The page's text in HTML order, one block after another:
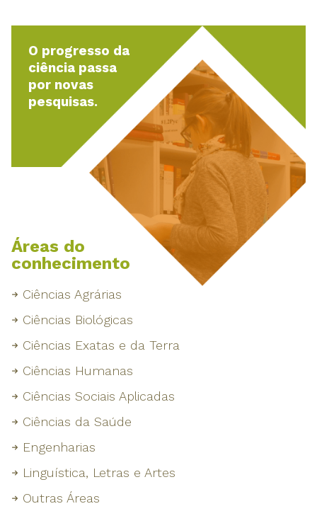
O progresso da
ciência passa
por novas
pesquisas.
Áreas do
conhecimento
Ciências Agrárias
Ciências Biológicas
Ciências Exatas e da Terra
Ciências Humanas
Ciências Sociais Aplicadas
Ciências da Saúde
Engenharias
Linguística, Letras e Artes
Outras Áreas